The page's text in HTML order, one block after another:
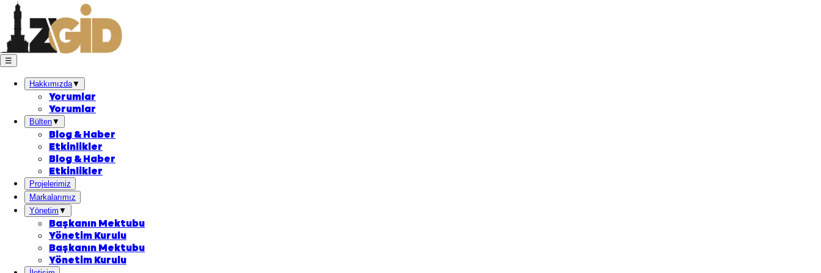
☰
Hakkımızda▼
Yorumlar
Yorumlar
Bülten▼
Blog & Haber
Etkinlikler
Blog & Haber
Etkinlikler
Projelerimiz
Markalarımız
Yönetim ▼
Başkanın Mektubu
Yönetim Kurulu
Başkanın Mektubu
Yönetim Kurulu